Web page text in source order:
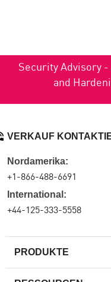
Security Advisory
and
PRODUKTE
VERKAUF
Nordamerika:
+1-866-488-6691
International:
+44-125-333-5558